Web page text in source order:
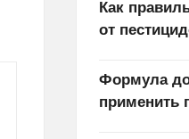
Как
от
Формула
применить